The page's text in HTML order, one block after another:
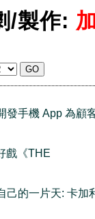
/製作:
發手機 App 為顧
戲《THE
己的一片天: 卡加